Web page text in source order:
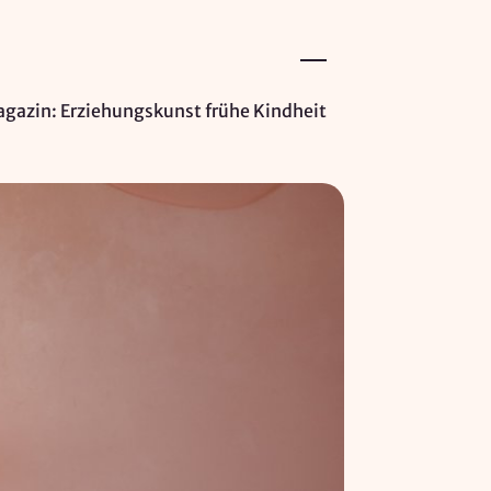
Erziehungskunst frühe Kindheit